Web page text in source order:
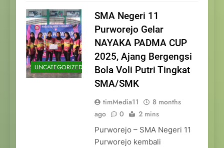
UNCATEGORIZED
SMA Negeri 11
Purworejo Gelar
NAYAKA PADMA CUP
2025, Ajang Bergengsi
Bola Voli Putri Tingkat
SMA/SMK
timMedia11
8 months
ago
0 2 mins
Purworejo – SMA Negeri 11
Purworejo kembali